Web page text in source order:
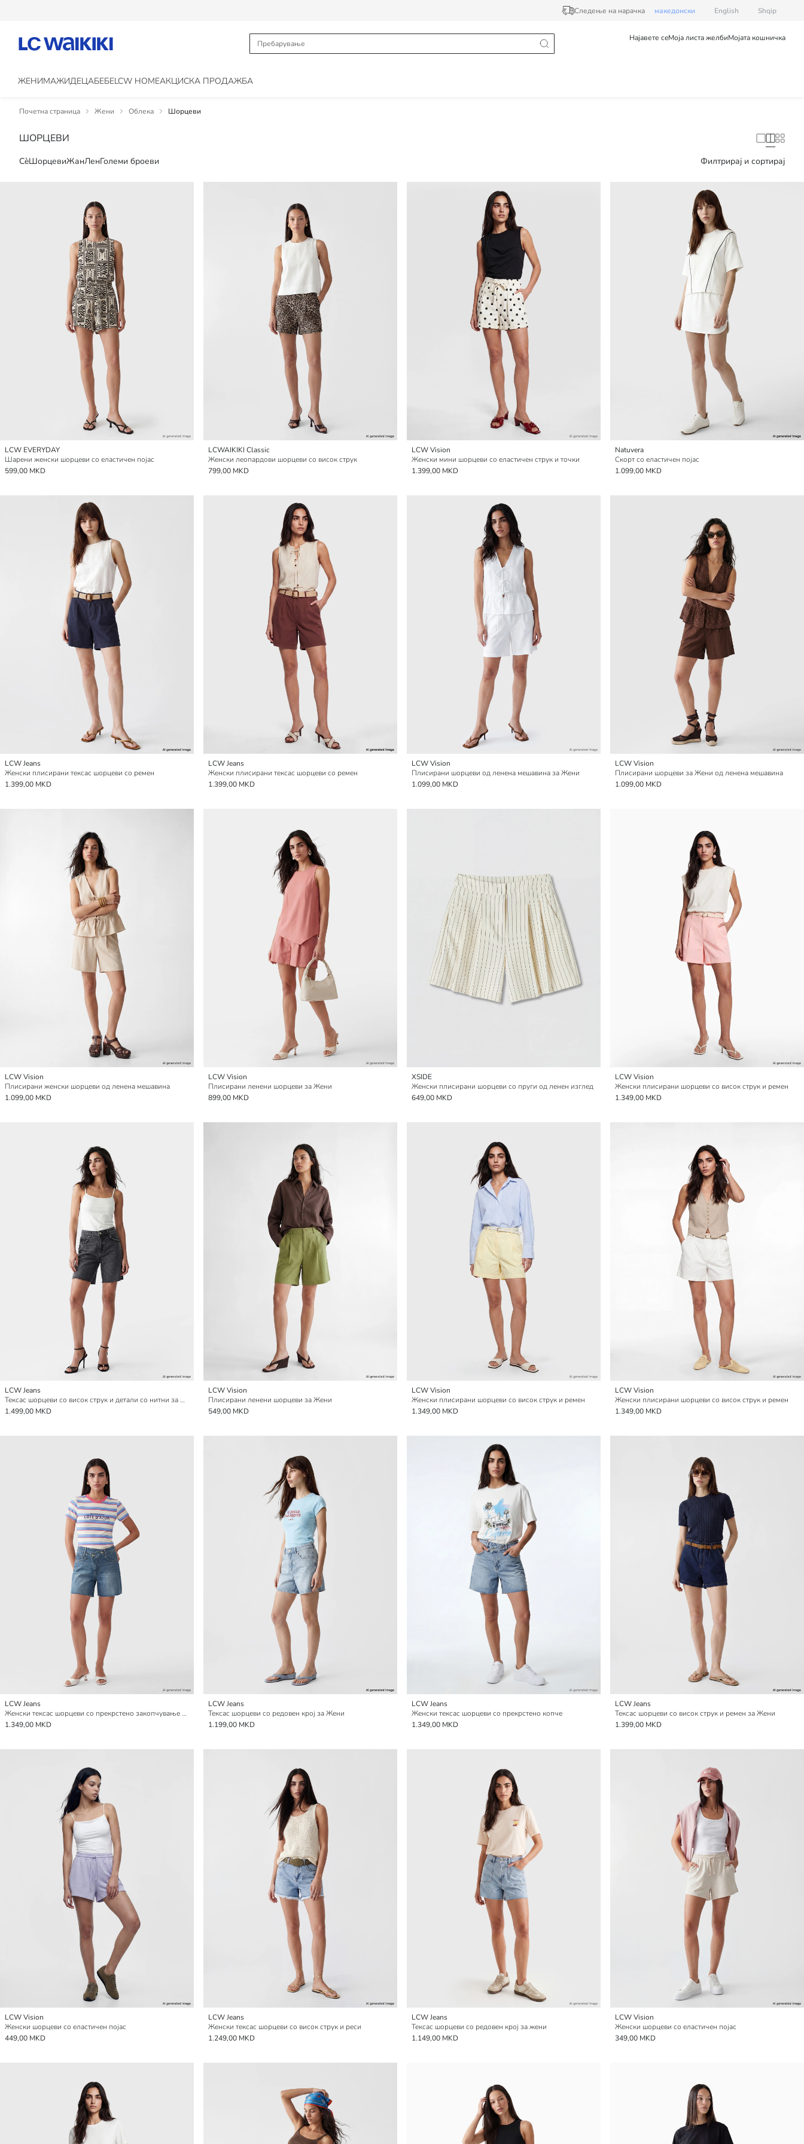
Следење на нарачка македонски English Shqip
Најавете сеМоја листа желбиМојата кошничка
ЖЕНИМАЖИДЕЦАБЕБЕLCW HOMEАКЦИСКА ПРОДАЖБА
Почетна страница Жени Облека Шорцеви
ШОРЦЕВИ
СèШорцевиЖанЛенГолеми броеви Филтрирај и сортирај
LCW EVERYDAY
Шарени женски шорцеви со еластичен појас
599,00 MKD
LCWAIKIKI Classic
Женски леопардови шорцеви со висок струк
799,00 MKD
LCW Vision
Женски мини шорцеви со еластичен струк и точки
1.399,00 MKD
Natuvera
Скорт со еластичен појас
1.099,00 MKD
LCW Jeans
Женски плисирани тексас шорцеви со ремен
1.399,00 MKD
LCW Jeans
Женски плисирани тексас шорцеви со ремен
1.399,00 MKD
LCW Vision
Плисирани шорцеви од ленена мешавина за Жени
1.099,00 MKD
LCW Vision
Плисирани шорцеви за Жени од ленена мешавина
1.099,00 MKD
LCW Vision
Плисирани женски шорцеви од ленена мешавина
1.099,00 MKD
LCW Vision
Плисирани ленени шорцеви за Жени
899,00 MKD
XSIDE
Женски плисирани шорцеви со пруги од ленен изглед
649,00 MKD
LCW Vision
Женски плисирани шорцеви со висок струк и ремен
1.349,00 MKD
LCW Jeans
Тексас шорцеви со висок струк и детали со нитни за Жени
1.499,00 MKD
LCW Vision
Плисирани ленени шорцеви за Жени
549,00 MKD
LCW Vision
Женски плисирани шорцеви со висок струк и ремен
1.349,00 MKD
LCW Vision
Женски плисирани шорцеви со висок струк и ремен
1.349,00 MKD
LCW Jeans
Женски тексас шорцеви со прекрстено закопчување со копче
1.349,00 MKD
LCW Jeans
Тексас шорцеви со редовен крој за Жени
1.199,00 MKD
LCW Jeans
Женски тексас шорцеви со прекрстено копче
1.349,00 MKD
LCW Jeans
Тексас шорцеви со висок струк и ремен за Жени
1.399,00 MKD
LCW Vision
Женски шорцеви со еластичен појас
449,00 MKD
LCW Jeans
Женски тексас шорцеви со висок струк и реси
1.249,00 MKD
LCW Jeans
Тексас шорцеви со редовен крој за жени
1.149,00 MKD
LCW Vision
Женски шорцеви со еластичен појас
349,00 MKD